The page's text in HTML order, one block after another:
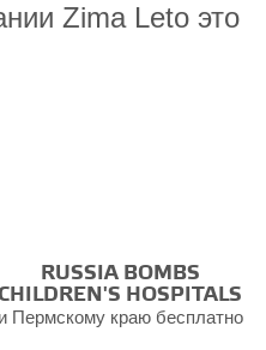
Zima Leto это
RUSSIA BOMBS
HOSPITALS
и Пермскому краю бесплатно